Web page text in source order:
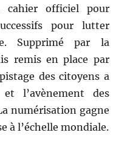
officiel pour
pour lutter
Supprimé par la
remis en place par
des citoyens a
l’avènement des
numérisation gagne
à l’échelle mondiale.